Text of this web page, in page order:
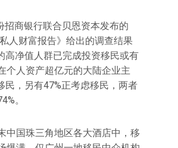
招商银行联合贝恩资本发布的
私人财富报告》给出的调查结果
高净值人群已完成投资移民或有
个人资产超亿元的大陆企业主
民，另有47%正考虑移民，两者
。
中国珠三角地区各大酒店中，移